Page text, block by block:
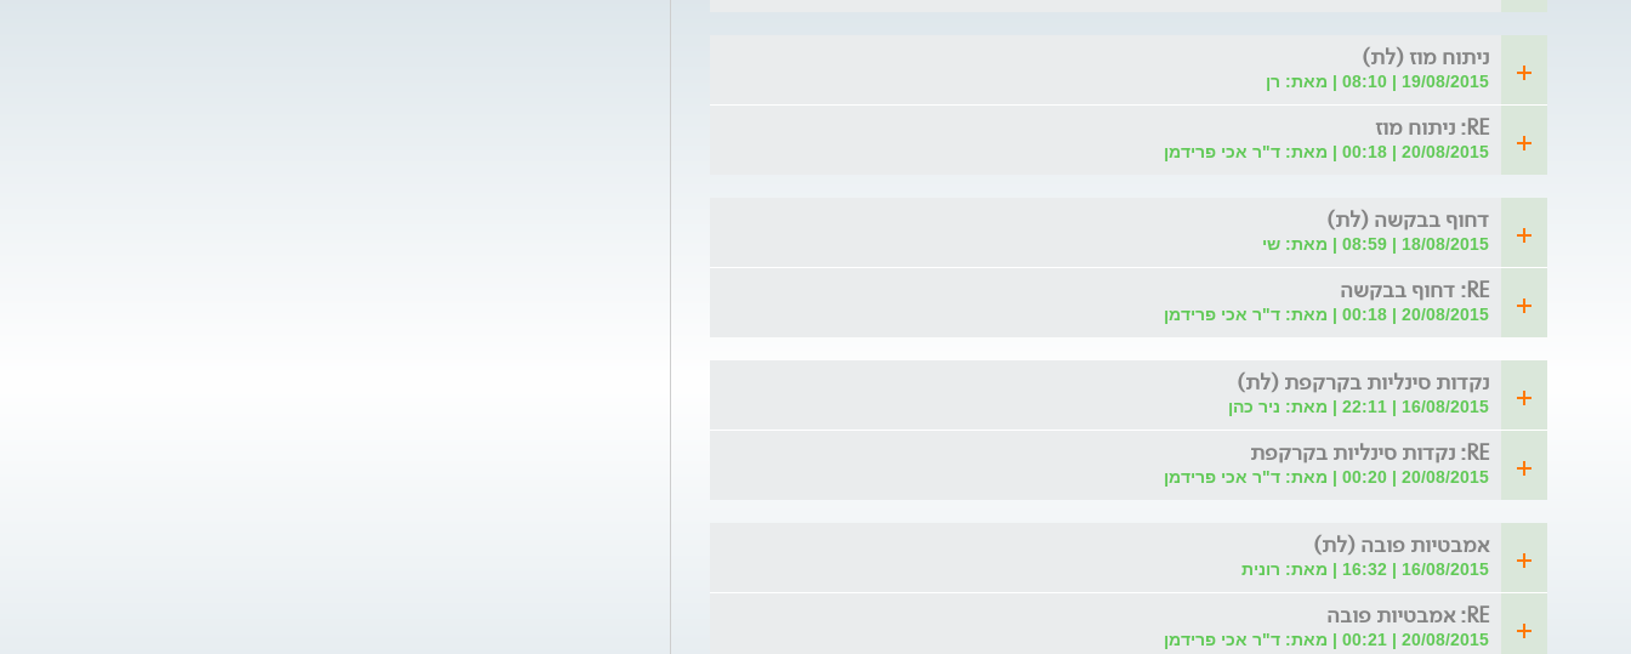
ניתוח מוז (לת)
19/08/2015 | 08:10 | מאת: רן
RE: ניתוח מוז
20/08/2015 | 00:18 | מאת: ד"ר אכי פרידמן
דחוף בבקשה (לת)
18/08/2015 | 08:59 | מאת: שי
RE: דחוף בבקשה
20/08/2015 | 00:18 | מאת: ד"ר אכי פרידמן
נקדות סינליות בקרקפת (לת)
16/08/2015 | 22:11 | מאת: ניר כהן
RE: נקדות סינליות בקרקפת
20/08/2015 | 00:20 | מאת: ד"ר אכי פרידמן
אמבטיות פובה (לת)
16/08/2015 | 16:32 | מאת: רונית
RE: אמבטיות פובה
20/08/2015 | 00:21 | מאת: ד"ר אכי פרידמן